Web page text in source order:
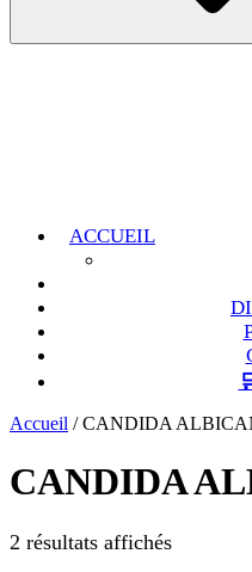
ACCUEIL
Accueil / CANDIDA
CANDIDA
2 résultats affichés